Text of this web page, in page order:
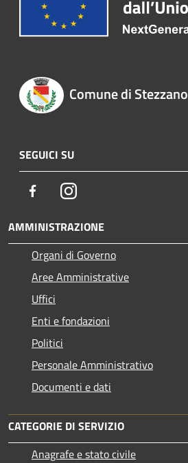
Comune di Stezzano
SEGUICI SU
FacebookInstagram
AMMINISTRAZIONE
Organi di Governo
Aree Amministrative
Uffici
Enti e fondazioni
Politici
Personale Amministrativo
Documenti e dati
CATEGORIE DI SERVIZIO
Anagrafe e stato civile